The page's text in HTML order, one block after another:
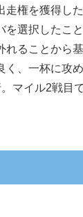
権を獲得した
を選択したこ
れることから
く、一杯に攻
マイル2戦目